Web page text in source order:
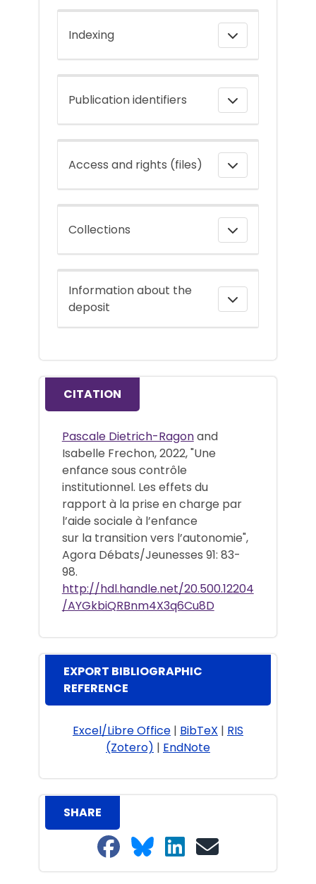
Indexing
Publication identifiers
Access and rights (files)
Collections
Information about the
deposit
CITATION
Pascale Dietrich-Ragonand
Isabelle Frechon, 2022, "Une
enfance sous contrôle
institutionnel. Les effets du
rapport à la prise en charge par
l’aide sociale à l’enfance
sur la transition vers l’autonomie",
Agora Débats/Jeunesses 91: 83-
98.
http://hdl.handle.net/20.500.12204
/AYGkbiQRBnm4X3q6Cu8D
EXPORT BIBLIOGRAPHIC
REFERENCE
Excel/Libre Office | BibTeX | RIS
(Zotero) | EndNote
SHARE
Share on Facebook
Share on Bluesky
Share on LinkedIn